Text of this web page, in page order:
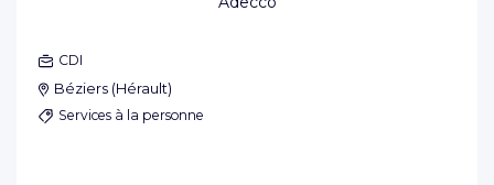
CDI
Béziers (Hérault)
Services à la personne